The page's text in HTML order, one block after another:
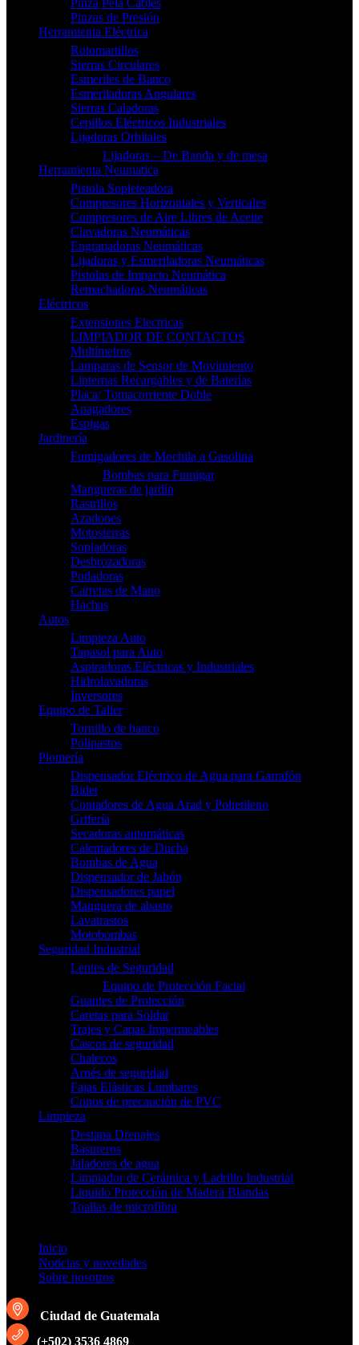
Pinza Pela Cables
Pinzas de Presión
Herramienta Eléctrica
Rotomartillos
Sierras Circulares
Esmeriles de Banco
Esmeriladoras Angulares
Sierras Caladoras
Cepillos Eléctricos Industriales
Lijadoras Orbitales
Lijadoras – De Banda y de mesa
Herramienta Neumatica
Pistola Sopleteadora
Compresores Horizontales y Verticales
Compresores de Aire Libres de Aceite
Clavadoras Neumáticas
Engrapadoras Neumáticas
Lijadoras y Esmeriladoras Neumáticas
Pistolas de Impacto Neumática
Remachadoras Neumáticas
Eléctricos
Extensiones Electricas
LIMPIADOR DE CONTACTOS
Multímetros
Lamparas de Sensor de Movimiento
Linternas Recargables y de Baterías
Placa/ Tomacorriente Doble
Apagadores
Espigas
Jardinería
Fumigadores de Mochila a Gasolina
Bombas para Fumigar
Mangueras de jardín
Rastrillos
Azadones
Motosierras
Sopladoras
Desbrozadoras
Podadoras
Carretas de Mano
Hachas
Autos
Limpieza Auto
Tapasol para Auto
Aspiradoras Eléctricas y Industriales
Hidrolavadoras
Inversores
Equipo de Taller
Tornillo de banco
Polipastos
Plomería
Dispensador Eléctrico de Agua para Garrafón
Bidet
Contadores de Agua Arad y Polietileno
Grifería
Secadoras automáticas
Calentadores de Ducha
Bombas de Agua
Dispensador de Jabón
Dispensadores papel
Manguera de abasto
Lavatrastos
Motobombas
Seguridad Industrial
Lentes de Seguridad
Equipo de Protección Facial
Guantes de Protección
Caretas para Soldar
Trajes y Capas Impermeables
Cascos de seguridad
Chalecos
Arnés de seguridad
Fajas Elásticas Lumbares
Conos de precaución de PVC
Limpieza
Destapa Drenajes
Basureros
Jaladores de agua
Limpiador de Cerámica y Ladrillo Industrial
Liquido Protección de Madera Blandas
Toallas de microfibra
Inicio
Noticias y novedades
Sobre nosotros
Ciudad de Guatemala
(+502) 3536 4869